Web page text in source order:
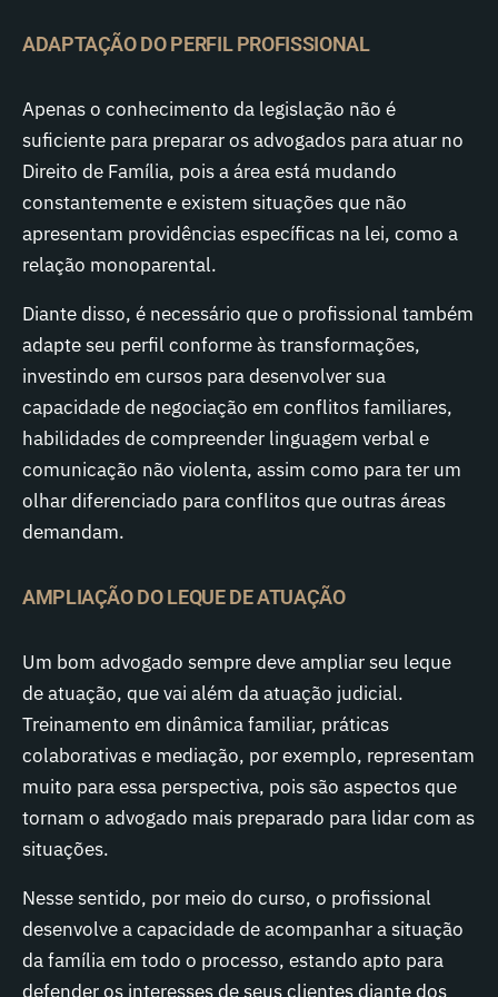
ADAPTAÇÃO DO PERFIL PROFISSIONAL
Apenas o conhecimento da legislação não é
suficiente para preparar os advogados para atuar no
Direito de Família, pois a área está mudando
constantemente e existem situações que não
apresentam providências específicas na lei, como a
relação monoparental.
Diante disso, é necessário que o profissional também
adapte seu perfil conforme às transformações,
investindo em cursos para desenvolver sua
capacidade de negociação em conflitos familiares,
habilidades de compreender linguagem verbal e
comunicação não violenta, assim como para ter um
olhar diferenciado para conflitos que outras áreas
demandam.
AMPLIAÇÃO DO LEQUE DE ATUAÇÃO
Um bom advogado sempre deve ampliar seu leque
de atuação, que vai além da atuação judicial.
Treinamento em dinâmica familiar, práticas
colaborativas e mediação, por exemplo, representam
muito para essa perspectiva, pois são aspectos que
tornam o advogado mais preparado para lidar com as
situações.
Nesse sentido, por meio do curso, o profissional
desenvolve a capacidade de acompanhar a situação
da família em todo o processo, estando apto para
defender os interesses de seus clientes diante dos